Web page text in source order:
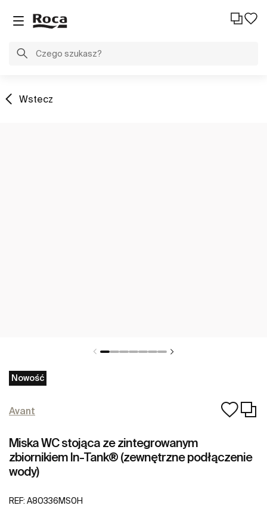
Wstecz
Nowość
Avant
Miska WC stojąca ze zintegrowanym
zbiornikiem In-Tank® (zewnętrzne podłączenie
wody)
REF: A80336MS0H